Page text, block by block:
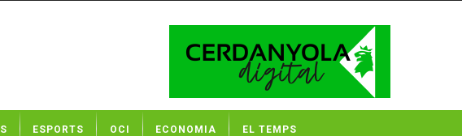
ESPORTS OCI ECONOMIA EL TEMPS